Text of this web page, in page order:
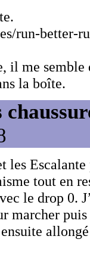
run-better-
il me
la boîte.
les
tout en
le drop 0.
marcher